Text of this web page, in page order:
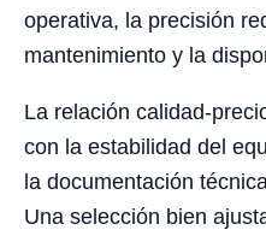
operativa, la precisión
mantenimiento y la
La relación calidad-
con la estabilidad del
la documentación
Una selección bien